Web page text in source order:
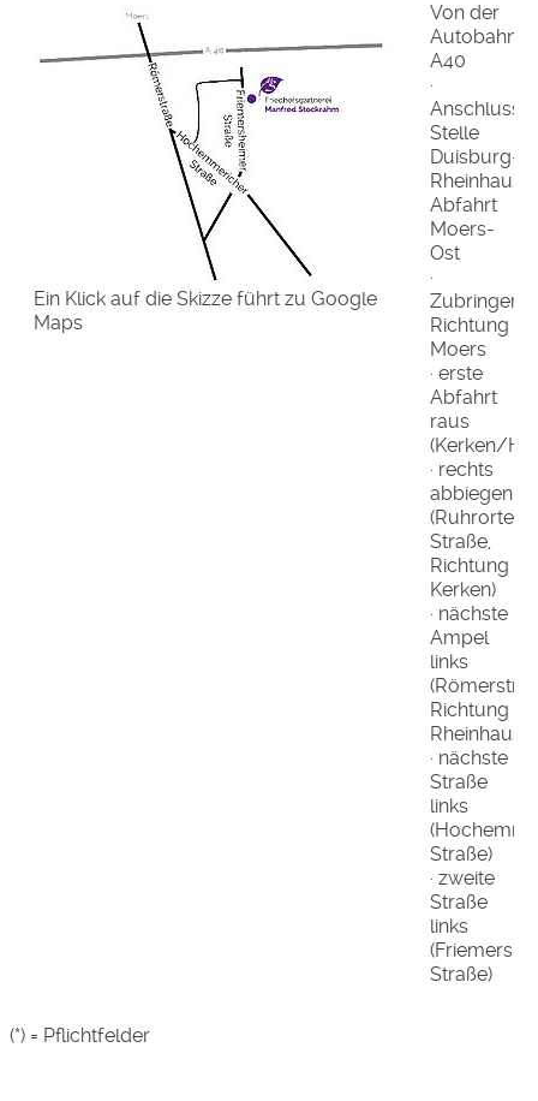
Ein Klick auf die Skizze führt zu Google
Maps
Von der
Autobahn
A40
·
Anschluss-
Stelle
Duisburg-
Abfahrt
Moers-
Ost
·
Zubringer
Richtung
Moers
· erste
Abfahrt
raus
(Kerken/
· rechts
abbiegen
(Ruhrorter
Straße,
Richtung
Kerken)
· nächste
Ampel
links
Richtung
· nächste
Straße
links
Straße)
· zweite
Straße
links
Straße)
(*) = Pflichtfelder